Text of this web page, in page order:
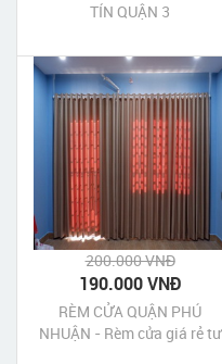
TÍN QUẬN 3
200.000 VNĐ
190.000 VNĐ
RÈM CỬA QUẬN PHÚ
NHUẬN - Rèm cửa giá rẻ tư